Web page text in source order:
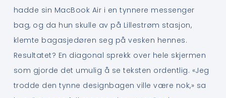
hadde sin MacBook Air i en tynnere messenger
bag, og da hun skulle av på Lillestrøm stasjon,
klemte bagasjedøren seg på vesken hennes.
Resultatet? En diagonal sprekk over hele skjermen
som gjorde det umulig å se teksten ordentlig. «Jeg
trodde den tynne designbagen ville være nok,» sa